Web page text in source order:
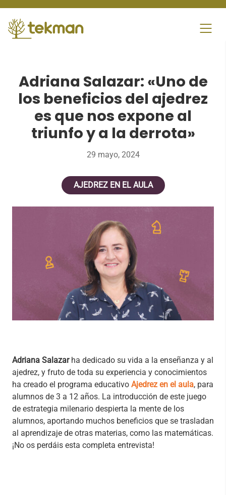
content
Adriana Salazar: «Uno de
los beneficios del ajedrez
es que nos expone al
triunfo y a la derrota»
29 mayo, 2024
AJEDREZ EN EL AULA
Adriana Salazarha dedicado su vida a la enseñanza y al
ajedrez, y fruto de toda su experiencia y conocimientos
ha creado el programa educativo Ajedrez en el aula, para
alumnos de 3 a 12 años. La introducción de este juego
de estrategia milenario despierta la mente de los
alumnos, aportando muchos beneficios que se trasladan
al aprendizaje de otras materias, como las matemáticas.
¡No os perdáis esta completa entrevista!